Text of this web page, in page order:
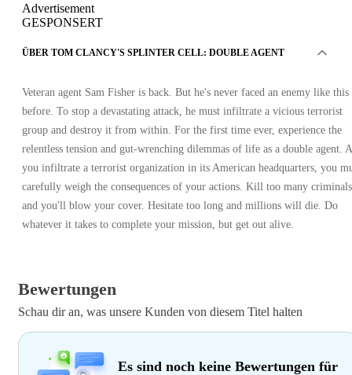
Advertisement
GESPONSERT
ÜBER TOM CLANCY'S SPLINTER CELL: DOUBLE AGENT
Veteran agent Sam Fisher is back. But he's never faced an enemy like this
before. To stop a devastating attack, he must infiltrate a vicious terrorist
group and destroy it from within. For the first time ever, experience the
relentless tension and gut-wrenching dilemmas of life as a double agent.
you infiltrate a terrorist organization in its American headquarters, you
carefully weigh the consequences of your actions. Kill too many criminals
and you'll blow your cover. Hesitate too long and millions will die. Do
whatever it takes to complete your mission, but get out alive.
Bewertungen
Schau dir an, was unsere Kunden von diesem Titel halten
Es sind noch keine Bewertungen für